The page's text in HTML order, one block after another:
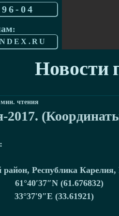
04
Новости
2017.
мин. чтения
Республика Карелия,
61°40′37″N (61.676832)
33°37′9″E (33.61921)